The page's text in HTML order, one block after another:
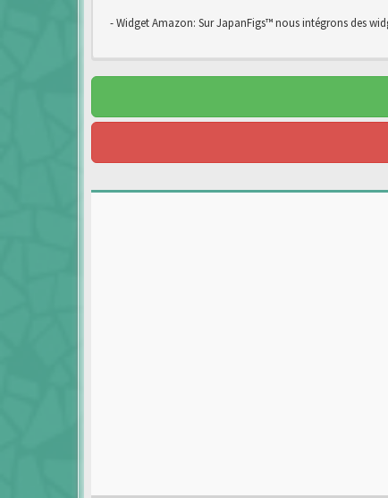
- Widget Amazon: Sur JapanFigs™ nous intégrons des